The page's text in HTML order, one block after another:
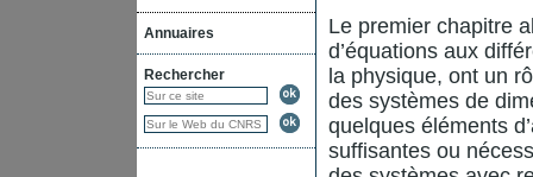
Annuaires
Rechercher
Le premier chapitre
d’équations aux
la physique, ont un
des systèmes de
quelques éléments
suffisantes ou